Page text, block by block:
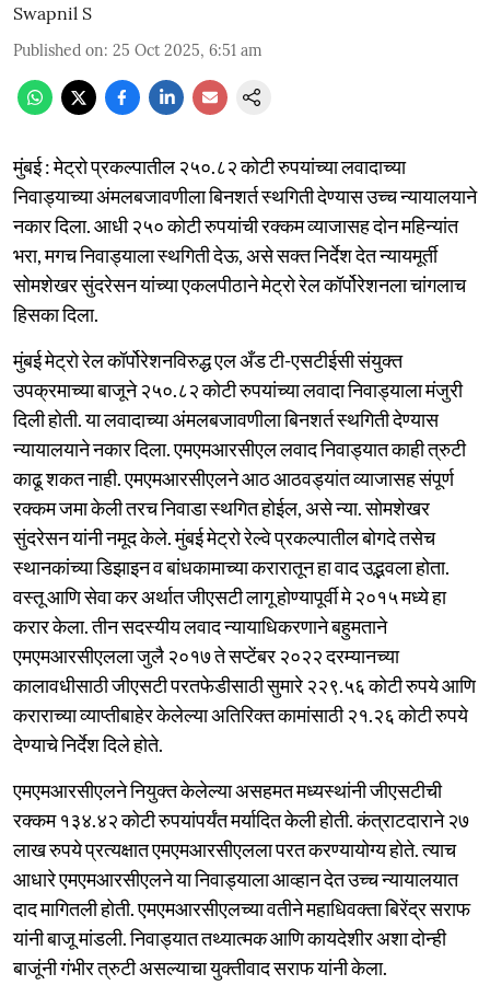
Swapnil S
Published on: 25 Oct 2025, 6:51 am
मुंबई : मेट्रो प्रकल्पातील २५०.८२ कोटी रुपयांच्या लवादाच्या
निवाड्याच्या अंमलबजावणीला बिनशर्त स्थगिती देण्यास उच्च न्यायालयाने
नकार दिला. आधी २५० कोटी रुपयांची रक्कम व्याजासह दोन महिन्यांत
भरा, मगच निवाड्याला स्थगिती देऊ, असे सक्त निर्देश देत न्यायमूर्ती
सोमशेखर सुंदरेसन यांच्या एकलपीठाने मेट्रो रेल कॉर्पोरेशनला चांगलाच
हिसका दिला.
मुंबई मेट्रो रेल कॉर्पोरेशनविरुद्ध एल अँड टी-एसटीईसी संयुक्त
उपक्रमाच्या बाजूने २५०.८२ कोटी रुपयांच्या लवादा निवाड्याला मंजुरी
दिली होती. या लवादाच्या अंमलबजावणीला बिनशर्त स्थगिती देण्यास
न्यायालयाने नकार दिला. एमएमआरसीएल लवाद निवाड्यात काही त्रुटी
काढू शकत नाही. एमएमआरसीएलने आठ आठवड्यांत व्याजासह संपूर्ण
रक्कम जमा केली तरच निवाडा स्थगित होईल, असे न्या. सोमशेखर
सुंदरेसन यांनी नमूद केले. मुंबई मेट्रो रेल्वे प्रकल्पातील बोगदे तसेच
स्थानकांच्या डिझाइन व बांधकामाच्या करारातून हा वाद उद्भवला होता.
वस्तू आणि सेवा कर अर्थात जीएसटी लागू होण्यापूर्वी मे २०१५ मध्ये हा
करार केला. तीन सदस्यीय लवाद न्यायाधिकरणाने बहुमताने
एमएमआरसीएलला जुलै २०१७ ते सप्टेंबर २०२२ दरम्यानच्या
कालावधीसाठी जीएसटी परतफेडीसाठी सुमारे २२९.५६ कोटी रुपये आणि
कराराच्या व्याप्तीबाहेर केलेल्या अतिरिक्त कामांसाठी २१.२६ कोटी रुपये
देण्याचे निर्देश दिले होते.
एमएमआरसीएलने नियुक्त केलेल्या असहमत मध्यस्थांनी जीएसटीची
रक्कम १३४.४२ कोटी रुपयांपर्यंत मर्यादित केली होती. कंत्राटदाराने २७
लाख रुपये प्रत्यक्षात एमएमआरसीएलला परत करण्यायोग्य होते. त्याच
आधारे एमएमआरसीएलने या निवाड्याला आव्हान देत उच्च न्यायालयात
दाद मागितली होती. एमएमआरसीएलच्या वतीने महाधिवक्ता बिरेंद्र सराफ
यांनी बाजू मांडली. निवाड्यात तथ्यात्मक आणि कायदेशीर अशा दोन्ही
बाजूंनी गंभीर त्रुटी असल्याचा युक्तीवाद सराफ यांनी केला.